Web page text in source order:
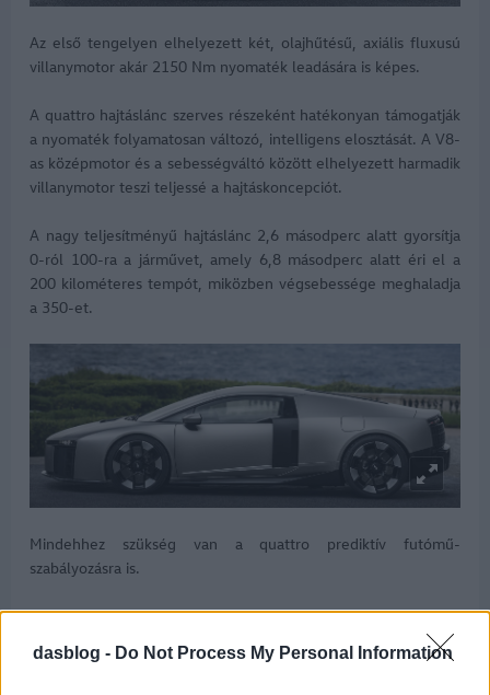
dasblog - Do Not Process My Personal Information
Az első tengelyen elhelyezett két, olajhűtésű, axiális fluxusú
villanymotor akár 2150 Nm nyomaték leadására is képes.
A quattro hajtáslánc szerves részeként hatékonyan támogatják
a nyomaték folyamatosan változó, intelligens elosztását. A V8-
as középmotor és a sebességváltó között elhelyezett harmadik
villanymotor teszi teljessé a hajtáskoncepciót.
A nagy teljesítményű hajtáslánc 2,6 másodperc alatt gyorsítja
0-ról 100-ra a járművet, amely 6,8 másodperc alatt éri el a
200 kilométeres tempót, miközben végsebessége meghaladja
a 350-et.
Mindehhez szükség van a quattro prediktív futómű-
szabályozásra is.
A vezérlőrendszer folyamatos, tűpontos adatokat kap a
szenzoroktól: a kormányszöget, a gyorsulást, a dőlésszöget
(vagyis a jármű függőleges tengely körüli elfordulását, ami